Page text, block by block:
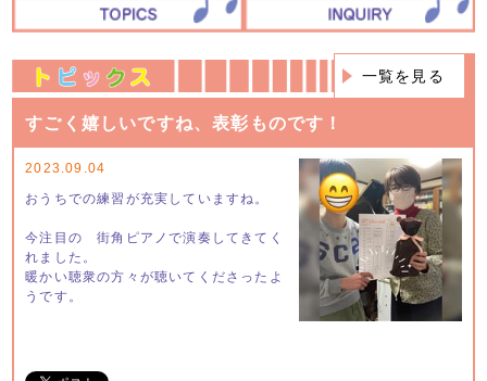
一覧を見る
すごく嬉しいですね、表彰ものです！
2023.09.04
おうちでの練習が充実していますね。
今注目の 街角ピアノで演奏してきてく
れました。
暖かい聴衆の方々が聴いてくださったよ
うです。